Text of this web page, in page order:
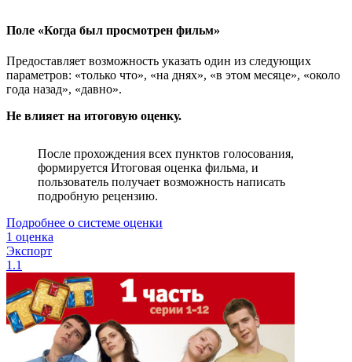
Поле «Когда был просмотрен фильм»
Предоставляет возможность указать один из следующих
параметров: «только что», «на днях», «в этом месяце», «около
года назад», «давно».
Не влияет на итоговую оценку.
После прохождения всех пунктов голосования,
формируется Итоговая оценка фильма, и
пользователь получает возможность написать
подробную рецензию.
Подробнее о системе оценки
1 оценка
Экспорт
1.1